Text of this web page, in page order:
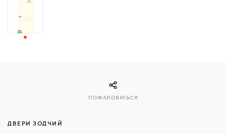
ДВЕРИ ЗОДЧИЙ
ПОЖАЛОВАТЬСЯ